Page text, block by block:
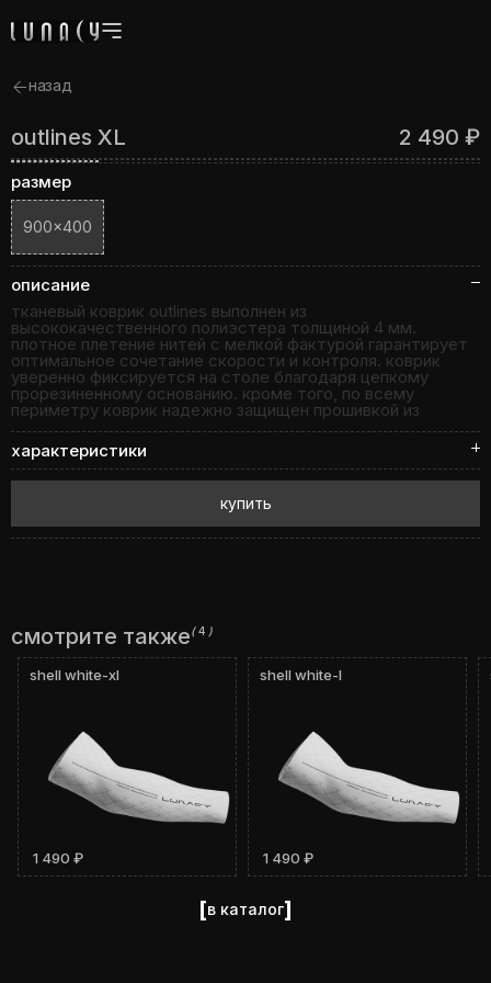
назад
outlines XL 2 490 ₽
размер
900×400
описание
тканевый коврик outlines выполнен из
высококачественного полиэстера толщиной 4 мм.
плотное плетение нитей с мелкой фактурой гарантирует
оптимальное сочетание скорости и контроля. коврик
уверенно фиксируется на столе благодаря цепкому
прорезиненному основанию. кроме того, по всему
периметру коврик надежно защищен прошивкой из
специальной нити, особенно устойчивой к истиранию.
характеристики
купить
смотрите также(4 )
shell white-xl
1 490 ₽
shell white-l
1 490 ₽
[в каталог]